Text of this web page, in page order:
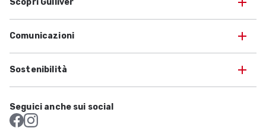
Scopri Gulliver
Comunicazioni
Sostenibilità
Seguici anche sui social